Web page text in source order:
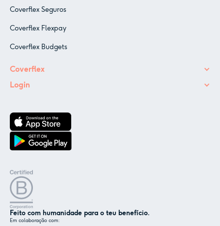
Coverflex Seguros
Coverflex Flexpay
Coverflex Budgets
Coverflex
Login
Feito com humanidade para o teu benefício.
Em colaboração com: